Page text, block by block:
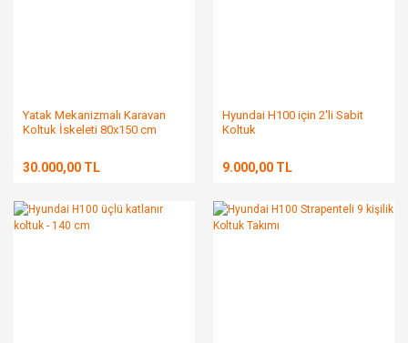
Yatak Mekanizmalı Karavan
Koltuk İskeleti 80x150 cm
30.000,00 TL
Hyundai H100 için 2'li Sabit
Koltuk
9.000,00 TL